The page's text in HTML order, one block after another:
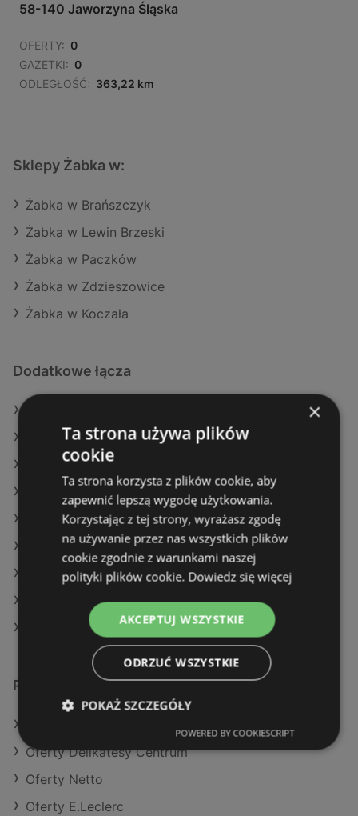
58-140 Jaworzyna Śląska
OFERTY: 0
GAZETKI: 0
ODLEGŁOŚĆ: 363,22 km
Sklepy Żabka w:
Żabka w Brańszczyk
Żabka w Lewin Brzeski
Żabka w Paczków
Żabka w Zdzieszowice
Żabka w Koczała
Dodatkowe łącza
Oferty POLOmarket
Oferty SPAR
Aktualne gazetki Dino
Aktualne gazetki Dealz
Aktualne gazetki Gram Market
Aktualne gazetki SPAR
Aktualne gazetki Stokrotka
Sklepy Żabka w Międzyzdroje
Podobne sklepy detaliczne
Oferty Delikatesy Centrum
Oferty Netto
Oferty E.Leclerc
×
Ta strona używa plików
cookie
Ta strona korzysta z plików cookie, aby
zapewnić lepszą wygodę użytkowania.
Korzystając z tej strony, wyrażasz zgodę
na używanie przez nas wszystkich plików
cookie zgodnie z warunkami naszej
polityki plików cookie. Dowiedz się więcej
AKCEPTUJ WSZYSTKIE
ODRZUĆ WSZYSTKIE
POKAŻ SZCZEGÓŁY
POWERED BY COOKIESCRIPT